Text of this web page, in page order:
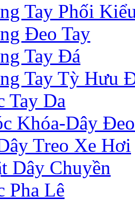
Tay Phối
Đeo Tay
Tay Đá
Tay Tỳ Hưu
Tay Da
Khóa-Dây Đeo
Treo Xe Hơi
Dây Chuyền
Pha Lê